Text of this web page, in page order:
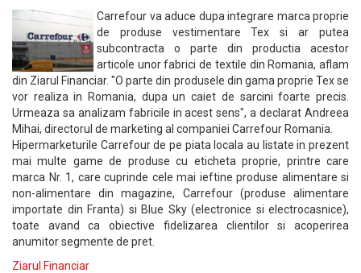
Carrefour va aduce dupa integrare marca proprie
de produse vestimentare Tex si ar putea
subcontracta o parte din productia acestor
articole unor fabrici de textile din Romania, aflam
din Ziarul Financiar. "O parte din produsele din gama proprie Tex se
vor realiza in Romania, dupa un caiet de sarcini foarte precis.
Urmeaza sa analizam fabricile in acest sens", a declarat Andreea
Mihai, directorul de marketing al companiei Carrefour Romania.
Hipermarketurile Carrefour de pe piata locala au listate in prezent
mai multe game de produse cu eticheta proprie, printre care
marca Nr. 1, care cuprinde cele mai ieftine produse alimentare si
non-alimentare din magazine, Carrefour (produse alimentare
importate din Franta) si Blue Sky (electronice si electrocasnice),
toate avand ca obiective fidelizarea clientilor si acoperirea
anumitor segmente de pret.
Ziarul Financiar